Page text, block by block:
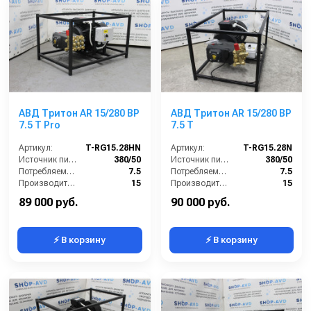
АВД Тритон AR 15/280 BP
7.5 T Pro
Артикул:
T-RG15.28HN
Источник питания (~/В/Гц):
380/50
Потребляемая мощность (кВт):
7.5
Производительность (л/мин):
15
89 000 руб.
⚡ В корзину
АВД Тритон AR 15/280 BP
7.5 T
Артикул:
T-RG15.28N
Источник питания (~/В/Гц):
380/50
Потребляемая мощность (кВт):
7.5
Производительность (л/мин):
15
90 000 руб.
⚡ В корзину